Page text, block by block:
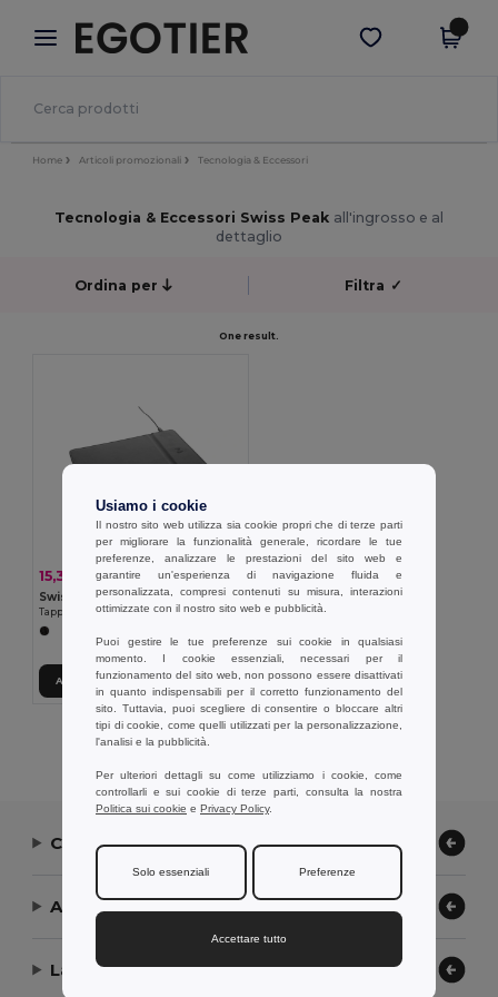
× App Egotier
Prezzi migliori sull'app!
Scarica app
Home Articoli promozionali Tecnologia & Eccessori
Tecnologia & Eccessori Swiss Peak all'ingrosso e al
dettaglio
Ordina per Filtra ✓
One result.
15,31 € 19,60 € -22%
Swiss Peak P300.24
Tappetino mouse con ricarica wireless 10W in PU riciclato
Aggiungi al carrello
Visualizzazione Di Tutti I Prodotti.
Contattaci
Aiuto or Assistenza
La nostra azienda
Usiamo i cookie
Il nostro sito web utilizza sia cookie propri che di terze parti
per migliorare la funzionalità generale, ricordare le tue
preferenze, analizzare le prestazioni del sito web e
garantire un'esperienza di navigazione fluida e
personalizzata, compresi contenuti su misura, interazioni
ottimizzate con il nostro sito web e pubblicità.
Puoi gestire le tue preferenze sui cookie in qualsiasi
momento. I cookie essenziali, necessari per il
funzionamento del sito web, non possono essere disattivati
in quanto indispensabili per il corretto funzionamento del
sito. Tuttavia, puoi scegliere di consentire o bloccare altri
tipi di cookie, come quelli utilizzati per la personalizzazione,
l'analisi e la pubblicità.
Per ulteriori dettagli su come utilizziamo i cookie, come
controllarli e sui cookie di terze parti, consulta la nostra
Politica sui cookie e Privacy Policy.
Solo essenziali Preferenze
Accettare tutto